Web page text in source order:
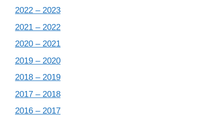
2022 – 2023
2021 – 2022
2020 – 2021
2019 – 2020
2018 – 2019
2017 – 2018
2016 – 2017